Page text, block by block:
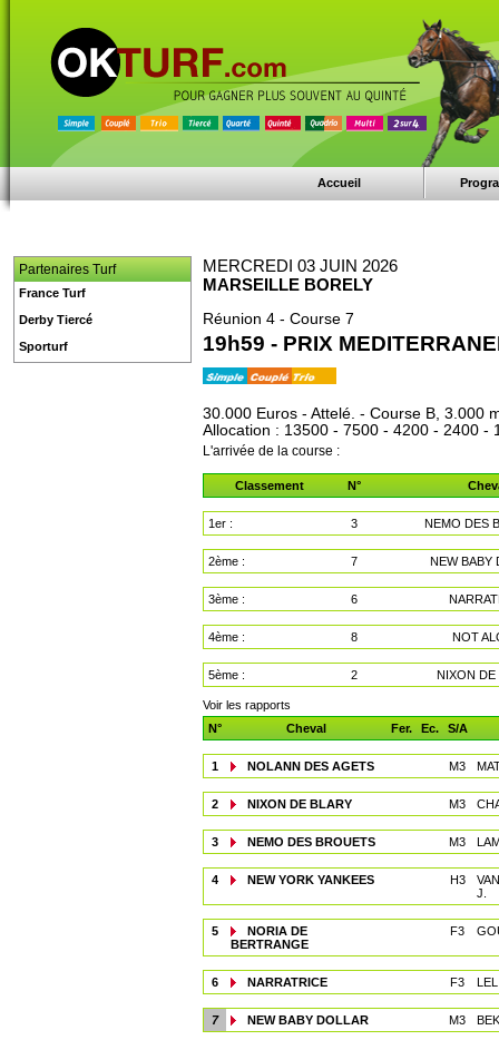
Accueil
MERCREDI 03 JUIN 2026
MARSEILLE BORELY
Réunion 4 - Course 7
19h59 - PRIX
30.000 Euros - Attelé. - Course B, 3.000
Allocation : 13500 - 7500 - 4200 - 2400 -
L'arrivée de la course :
Classement N°
1er : 3 NEMO DES
2ème : 7 NEW BABY
3ème : 6
4ème : 8 NOT
5ème : 2 NIXON DE
Voir les rapports
N°
Cheval Fer. Ec. S/A
1 NOLANN DES AGETS M3
2 NIXON DE BLARY M3
3 NEMO DES BROUETS M3
4 NEW YORK YANKEES H3
J.
5
NORIA DE
BERTRANGE
F3
6 NARRATRICE F3
7 NEW BABY DOLLAR M3
Partenaires Turf
France Turf
Derby Tiercé
Sporturf